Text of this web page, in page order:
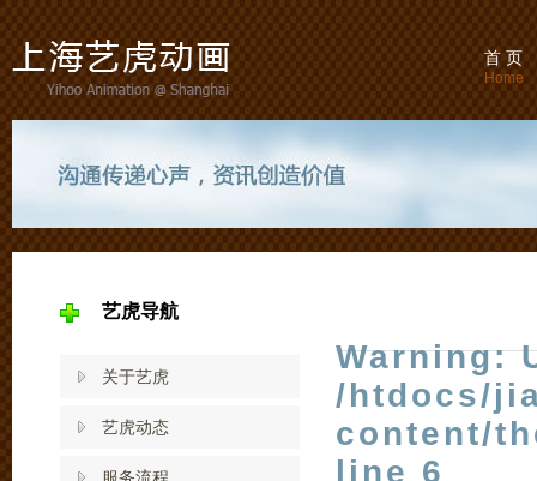
首 页
Home
艺虎导航
关于艺虎
艺虎动态
Warning:
/htdocs/
content/
line 6